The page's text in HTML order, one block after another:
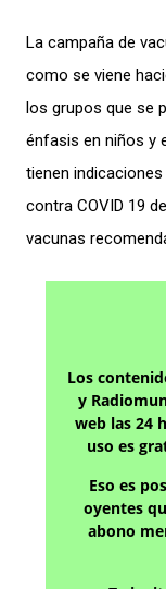
La campaña de
como se viene
los grupos que se
énfasis en niños y
tienen
contra COVID 19
vacunas
Los
y
web las 24
uso es
Eso es
oyentes
abono